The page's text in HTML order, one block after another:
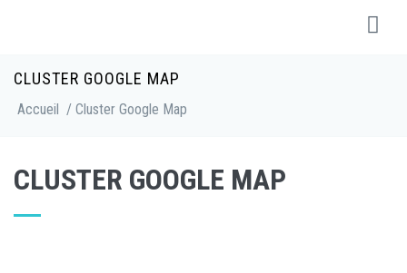
CLUSTER GOOGLE MAP
Accueil / Cluster Google Map
CLUSTER GOOGLE MAP